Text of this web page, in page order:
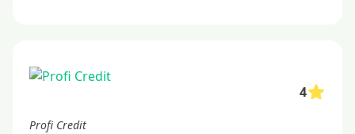
4
Profi Credit